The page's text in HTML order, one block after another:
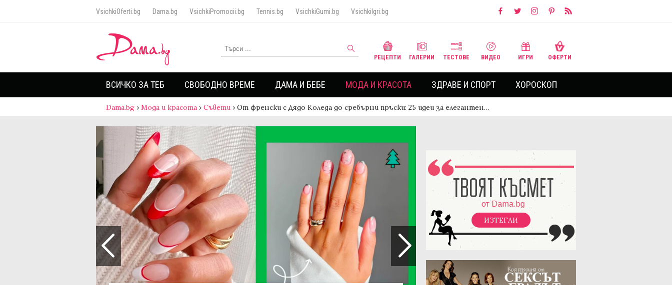
VsichkiOferti.bg Dama.bg VsichkiPromocii.bg Tennis.bg VsichkiGumi.bg VsichkiIgri.bg
РЕЦЕПТИ ГАЛЕРИИ ТЕСТОВЕ ВИДЕО ИГРИ ОФЕРТИ
ВСИЧКО ЗА ТЕБ СВОБОДНО ВРЕМЕ ДАМА И БЕБЕ МОДА И КРАСОТА ЗДРАВЕ И СПОРТ ХОРОСКОП
Dama.bg › Мода и красота › Съвети › От френски с Дядо Коледа до сребърни пръски: 25 идеи за елегантен…
ИЗТЕГЛИ